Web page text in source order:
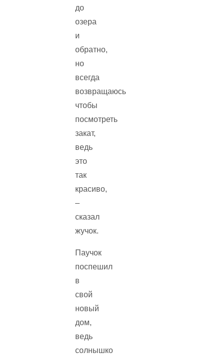
до
озера
и
обратно,
но
всегда
возвращаюсь
чтобы
посмотреть
закат,
ведь
это
так
красиво,
–
сказал
жучок.
Паучок
поспешил
в
свой
новый
дом,
ведь
солнышко